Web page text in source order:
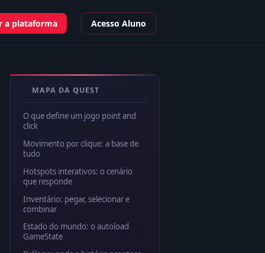
a plataforma Acesso Aluno
MAPA DA QUEST
O que define um jogo point and
click
Movimento por clique: a base de
tudo
Hotspots interativos: o cenário
que responde
Inventário: pegar, selecionar e
combinar
Estado do mundo: o autoload
GameState